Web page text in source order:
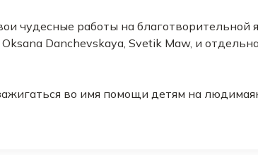
чудесные работы на благотворительной
Danchevskaya, Svetik Maw, и
во имя помощи детям на